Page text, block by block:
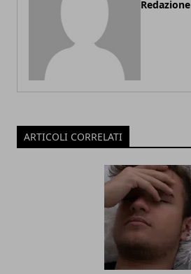
Redazione
ARTICOLI CORRELATI